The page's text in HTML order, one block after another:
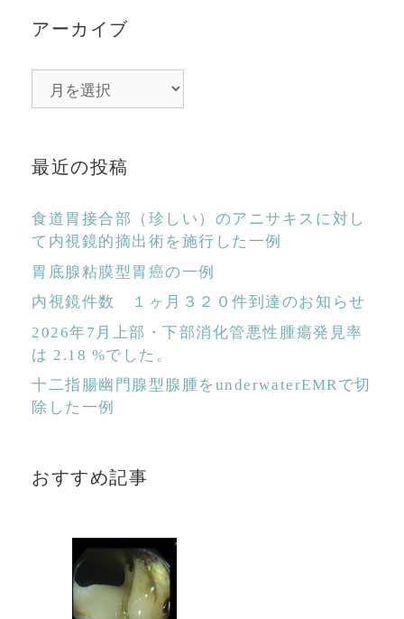
アーカイブ
ブ
最近の投稿
食道胃接合部（珍しい）のアニサキスに対し
て内視鏡的摘出術を施行した一例
胃底腺粘膜型胃癌の一例
内視鏡件数 １ヶ月３２０件到達のお知らせ
2026年7月上部・下部消化管悪性腫瘍発見率
は 2.18 %でした。
十二指腸幽門腺型腺腫をunderwaterEMRで切
除した一例
おすすめ記事